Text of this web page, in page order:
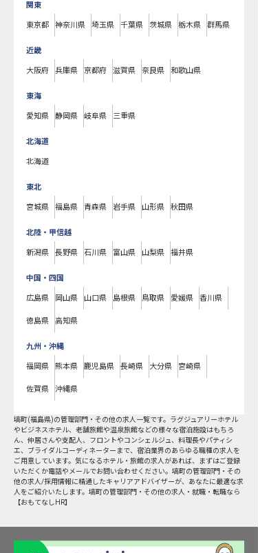
関東
東京都 神奈川県 埼玉県 千葉県 茨城県 栃木県 群馬県
近畿
大阪府 兵庫県 京都府 滋賀県 奈良県 和歌山県
東海
愛知県 静岡県 岐阜県 三重県
北海道
北海道
東北
宮城県 福島県 青森県 岩手県 山形県 秋田県
北陸・甲信越
新潟県 長野県 石川県 富山県 山梨県 福井県
中国・四国
広島県 岡山県 山口県 島根県 鳥取県 愛媛県 香川県
徳島県 高知県
九州・沖縄
福岡県 熊本県 鹿児島県 長崎県 大分県 宮崎県
佐賀県 沖縄県
塙町(福島県)の管理部門・その他の求人一覧です。ラグジュアリーホテル
やビジネスホテル、老舗旅館や温泉旅館などの様々な宿泊施設はもちろ
ん、仲居さんや支配人、フロントやコンシェルジュ、料理長やパティシ
エ、ブライダルコーディネーターまで、宿泊業界のあらゆる職種の求人を
ご用意しています。気になるホテル・旅館の求人があれば、まずはご登録
いただくか電話やメールでお問い合わせください。塙町の管理部門・その
他の求人/採用情報に精通したキャリアアドバイザーが、あなたに最適な求
人をご紹介いたします。塙町の管理部門・その他の求人・就職・転職なら
【おもてなしHR】